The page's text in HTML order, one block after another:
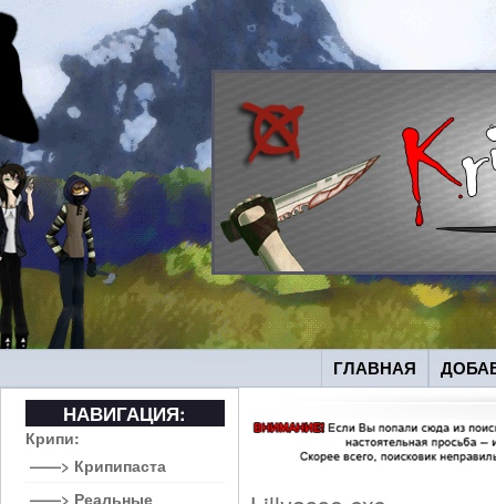
ГЛАВНАЯ
НАВИГАЦИЯ:
Крипи:
——> Крипипаста
——> Реальные